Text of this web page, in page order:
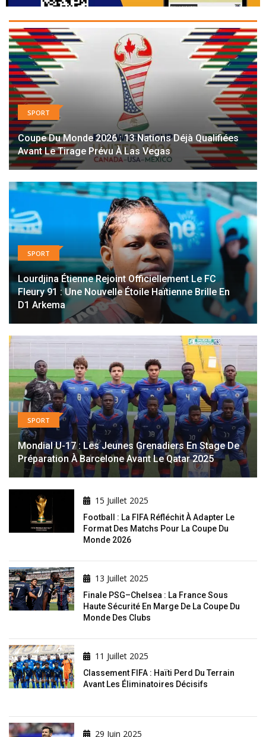
SPORT
Coupe Du Monde 2026 : 13 Nations Déjà Qualifiées
Avant Le Tirage Prévu À Las Vegas
SPORT
Lourdjina Étienne Rejoint Officiellement Le FC
Fleury 91 : Une Nouvelle Étoile Haïtienne Brille En
D1 Arkema
SPORT
Mondial U-17 : Les Jeunes Grenadiers En Stage De
Préparation À Barcelone Avant Le Qatar 2025
15 Juillet 2025
Football : La FIFA Réfléchit À Adapter Le
Format Des Matchs Pour La Coupe Du
Monde 2026
13 Juillet 2025
Finale PSG–Chelsea : La France Sous
Haute Sécurité En Marge De La Coupe Du
Monde Des Clubs
11 Juillet 2025
Classement FIFA : Haïti Perd Du Terrain
Avant Les Éliminatoires Décisifs
29 Juin 2025